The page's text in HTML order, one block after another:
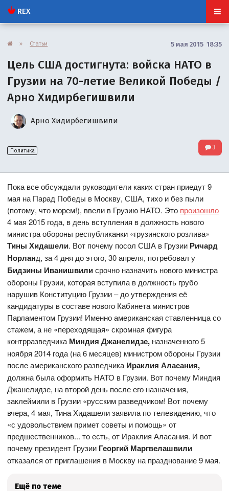
REX
» Статьи 5 мая 2015 18:35
Цель США достигнута: войска НАТО в
Грузии на 70-летие Великой Победы /
Арно Хидирбегишвили
Арно Хидирбегишвили
Политика 3
Пока все обсуждали руководители каких стран приедут 9
мая на Парад Победы в Москву, США, тихо и без пыли
(потому, что морем!), ввели в Грузию НАТО. Это произошло
4 мая 2015 года, в день вступления в должность нового
министра обороны республиканки «грузинского розлива»
Тины Хидашели. Вот почему посол США в Грузии Ричард
Норланд, за 4 дня до этого, 30 апреля, потребовал у
Бидзины Иванишвилисрочно назначить нового министра
обороны Грузии, которая вступила в должность грубо
нарушив Конституцию Грузии – до утверждения её
кандидатуры в составе нового Кабинета министров
Парламентом Грузии! Именно американская ставленница со
стажем, а не «переходящая» скромная фигура
контрразведчикаМиндия Джанелидзе, назначенного 5
ноября 2014 года (на 6 месяцев) министром обороны Грузии
после американского разведчикаИраклия Аласания,
должна была оформить НАТО в Грузии. Вот почему Миндия
Джанелидзе, на второй день после его назначения,
заклеймили в Грузии «русским разведчиком! Вот почему
вчера, 4 мая, Тина Хидашели заявила по телевидению, что
«с удовольствием примет советы и помощь» от
предшественников... то есть, от Ираклия Аласания. И вот
почему президент Грузии Георгий Маргвелашвили
отказался от приглашения в Москву на празднование 9 мая.
Ещё по теме